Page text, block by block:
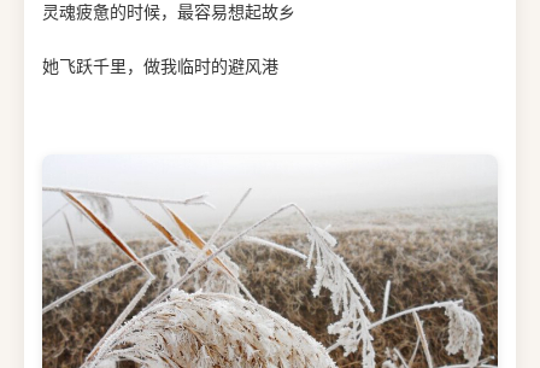
灵魂疲惫的时候，最容易想起故乡
她飞跃千里，做我临时的避风港